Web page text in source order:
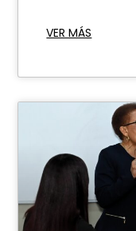
VER MÁS